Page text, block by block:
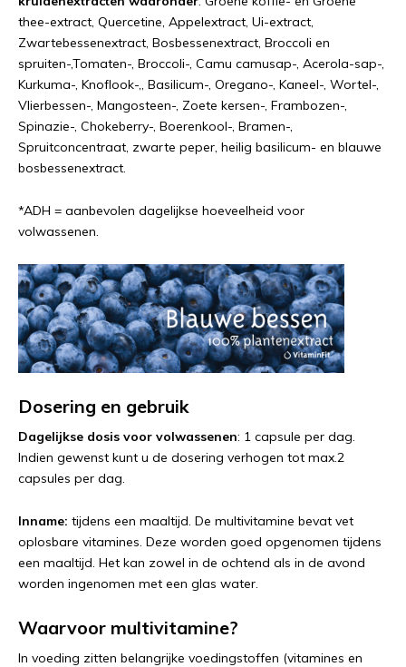
thee-extract, Quercetine, Appelextract, Ui-extract,
Zwartebessenextract, Bosbessenextract, Broccoli en
spruiten-,Tomaten-, Broccoli-, Camu camusap-, Acerola-sap-,
Kurkuma-, Knoflook-,, Basilicum-, Oregano-, Kaneel-, Wortel-,
Vlierbessen-, Mangosteen-, Zoete kersen-, Frambozen-,
Spinazie-, Chokeberry-, Boerenkool-, Bramen-,
Spruitconcentraat, zwarte peper, heilig basilicum- en blauwe
bosbessenextract.
*ADH = aanbevolen dagelijkse hoeveelheid voor
volwassenen.
Dosering en gebruik
Dagelijkse dosis voor volwassenen: 1 capsule per dag.
Indien gewenst kunt u de dosering verhogen tot max.2
capsules per dag.
Inname: tijdens een maaltijd. De multivitamine bevat vet
oplosbare vitamines. Deze worden goed opgenomen tijdens
een maaltijd. Het kan zowel in de ochtend als in de avond
worden ingenomen met een glas water.
Waarvoor multivitamine?
In voeding zitten belangrijke voedingstoffen (vitamines en